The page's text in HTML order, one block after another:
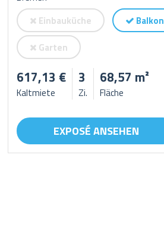
Einbauküche
Balkon
Garten
617,13 €
Kaltmiete
3
Zi.
68,57 m²
Fläche
EXPOSÉ ANSEHEN